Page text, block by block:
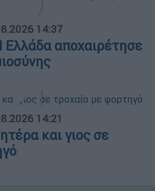
14:37
αποχαιρέτησε
14:21
και γιος σε